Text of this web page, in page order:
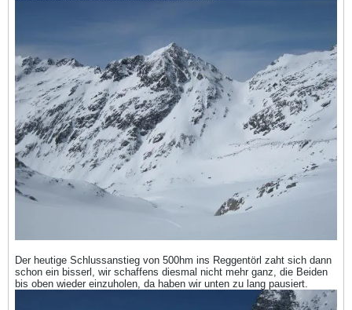
Der heutige Schlussanstieg von 500hm ins Reggentörl zaht sich dann
schon ein bisserl, wir schaffens diesmal nicht mehr ganz, die Beiden
bis oben wieder einzuholen, da haben wir unten zu lang pausiert.